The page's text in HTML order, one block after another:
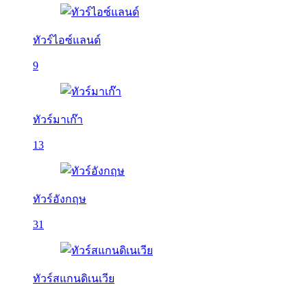
ทัวร์ไอซ์แลนด์
9
ทัวร์มาเก๊า
13
ทัวร์อังกฤษ
31
ทัวร์สแกนดิเนเวีย